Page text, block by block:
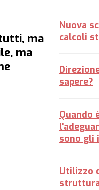
ma
ma
Nuova
calcoli
sapere?
Quando
sono gli
Utilizzo